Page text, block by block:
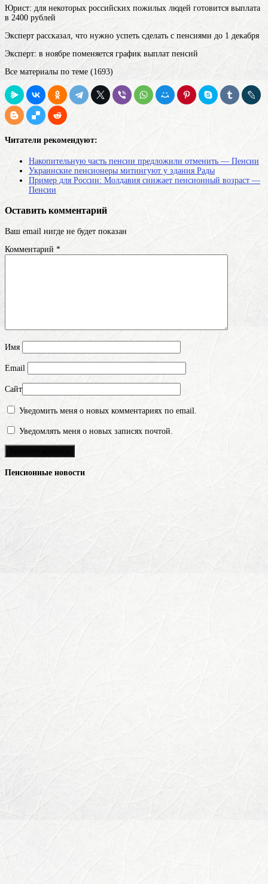
Юрист: для некоторых российских пожилых людей готовится выплата
в 2400 рублей
Эксперт рассказал, что нужно успеть сделать с пенсиями до 1 декабря
Эксперт: в ноябре поменяется график выплат пенсий
Все материалы по теме (1693)
Читатели рекомендуют:
Накопительную часть пенсии предложили отменить — Пенсии
Украинские пенсионеры митингуют у здания Рады
Пример для России: Молдавия снижает пенсионный возраст —
Пенсии
Оставить комментарий
Ваш email нигде не будет показан
Комментарий *
Имя
Email
Сайт
Уведомить меня о новых комментариях по email.
Уведомлять меня о новых записях почтой.
Пенсионные новости